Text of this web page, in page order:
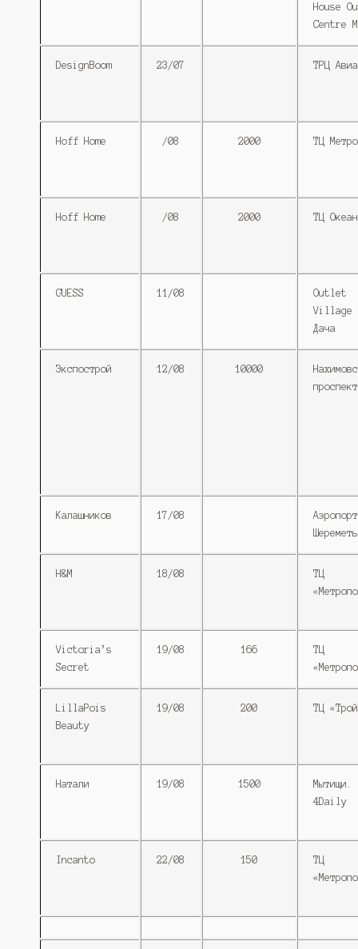
House
Centre
DesignBoom 23/07 ТРЦ
Hoff Home /08 2000 ТЦ
Hoff Home /08 2000 ТЦ
GUESS 11/08
Outlet
Village
Дача
Экспострой 12/08 10000
проспект
Калашников 17/08
Аэропорт
H&M 18/08
ТЦ
Victoria’s
Secret
19/08 166
ТЦ
LillaPois
Beauty
19/08 200 ТЦ
Натали 19/08 1500
Мытищи.
4Daily
Incanto 22/08 150
ТЦ